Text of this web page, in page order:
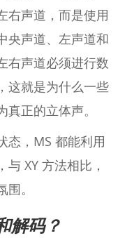
右声道，而是使用
央声道、左声道和
右声道必须进行数
这就是为什么一些
正的立体声。
态，MS 都能利用
XY 方法相比，
。
解码？